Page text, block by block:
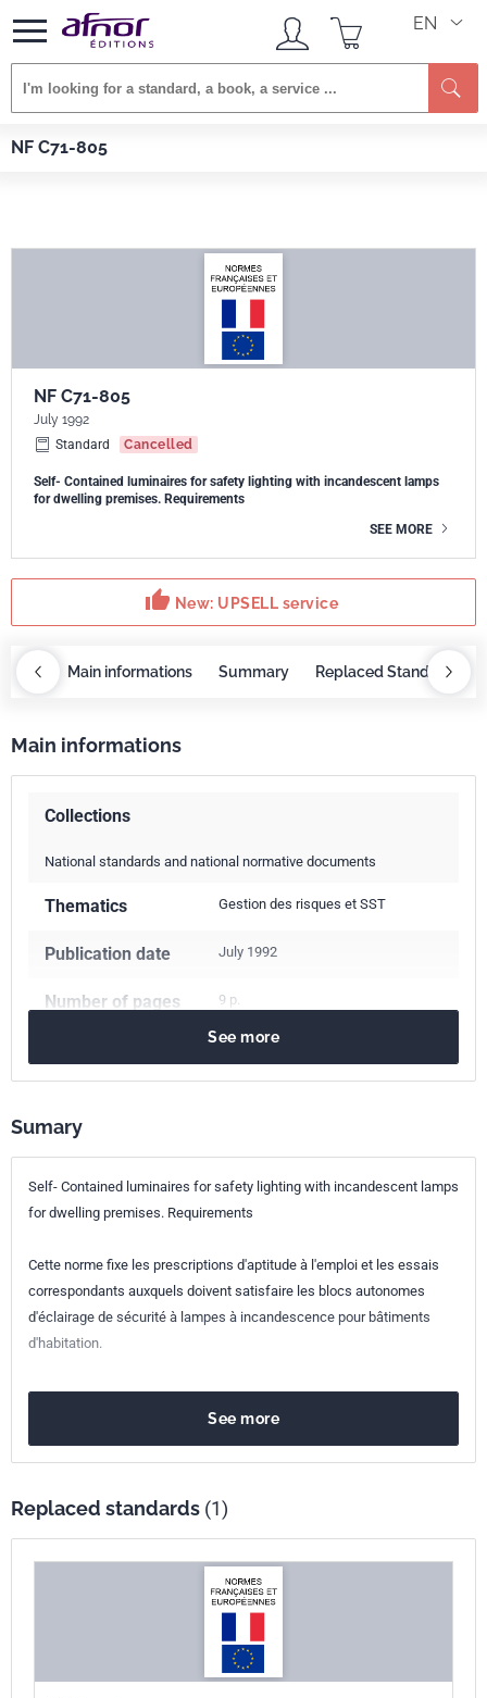
EN
NF C71-805
Afnor EDITIONS
NF C71-805
July 1992
Standard
Cancelled
Self- Contained luminaires for safety lighting with incandescent lamps
for dwelling premises. Requirements
SEE MORE
thumb_up New: UPSELL service
Main informations Summary Replaced Standards
Main informations
Collections
National standards and national normative documents
Thematics Gestion des risques et SST
Publication date July 1992
Number of pages 9 p.
NF C71-805
Classification
Print number 1 - septembre 1992
See more
Sumary
Self- Contained luminaires for safety lighting with incandescent lamps
for dwelling premises. Requirements
Cette norme fixe les prescriptions d'aptitude à l'emploi et les essais
correspondants auxquels doivent satisfaire les blocs autonomes
d'éclairage de sécurité à lampes à incandescence pour bâtiments
d'habitation.
See more
Replaced standards (1)